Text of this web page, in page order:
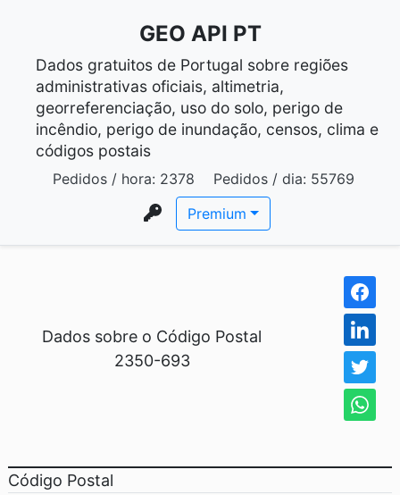
GEO API PT
Dados gratuitos de Portugal sobre regiões
administrativas oficiais, altimetria,
georreferenciação, uso do solo, perigo de
incêndio, perigo de inundação, censos, clima e
códigos postais
Pedidos / hora: 2378 Pedidos / dia: 55769
Premium
Dados sobre o Código Postal
2350-693
Código Postal